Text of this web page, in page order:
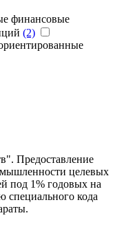
финансовые
(2)
Предоставление
целевых
под 1% годовых на
специального кода